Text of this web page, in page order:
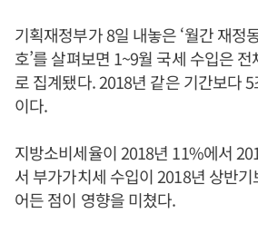
기획재정부가 8일 내놓은 ‘월간 재정
호’를 살펴보면 1~9월 국세 수입은
로 집계됐다. 2018년 같은 기간보다
이다.
지방소비세율이 2018년 11%에서
서 부가가치세 수입이 2018년 상반
어든 점이 영향을 미쳤다.